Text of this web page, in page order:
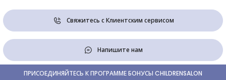
Свяжитесь с Клиентским сервисом
Напишите нам
ПРИСОЕДИНЯЙТЕСЬ К ПРОГРАММЕ БОНУСЫ CHILDRENSALON